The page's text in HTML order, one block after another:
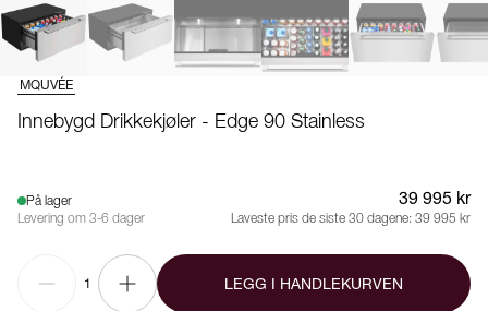
MQUVÉE
Innebygd Drikkekjøler - Edge 90 Stainless
På lager
Levering om 3-6 dager
39 995 kr
Laveste pris de siste 30 dagene: 39 995 kr
1 LEGG I HANDLEKURVEN